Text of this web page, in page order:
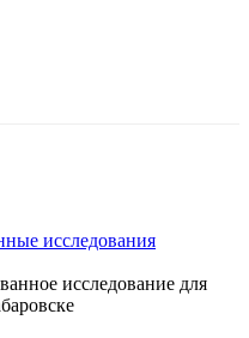
исследования
исследование для